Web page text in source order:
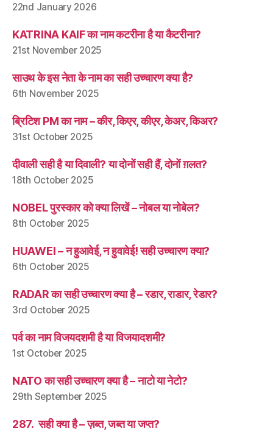
22nd January 2026
KATRINA KAIF का नाम कटरीना है या कैटरीना?
21st November 2025
साउथ के इस नेता के नाम का सही उच्चारण क्या है?
6th November 2025
ब्रिटिश PM का नाम – कीर, किएर, कीएर, केअर, किअर?
31st October 2025
दीवाली सही है या दिवाली? या दोनों सही हैं, दोनों ग़लत?
18th October 2025
NOBEL पुरस्कार को क्या लिखें – नोबल या नोबेल?
8th October 2025
HUAWEI – न हुआवेई, न हुवावेई! सही उच्चारण क्या?
6th October 2025
RADAR का सही उच्चारण क्या है – रडार, राडार, रेडार?
3rd October 2025
पर्व का नाम विजयदशमी है या विजयादशमी?
1st October 2025
NATO का सही उच्चारण क्या है – नाटो या नेटो?
29th September 2025
287. सही क्या है – ज़ब्त, जब्त या जप्त?